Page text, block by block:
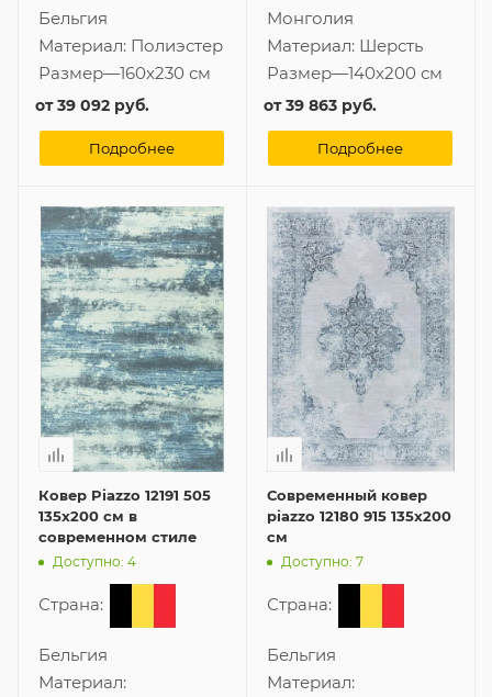
Бельгия
Материал: Полиэстер
Размер—160x230 см
от39 092 руб.
Подробнее
Монголия
Материал: Шерсть
Размер—140x200 см
от39 863 руб.
Подробнее
Ковер Piazzo 12191 505
135x200 см в
современном стиле
Доступно: 4
Страна:
Бельгия
Материал:
Современный ковер
piazzo 12180 915 135x200
см
Доступно: 7
Страна:
Бельгия
Материал: